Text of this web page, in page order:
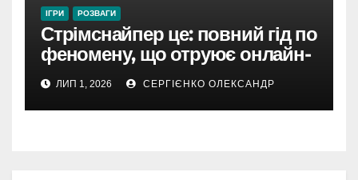
ІГРИ РОЗВАГИ
Стрімснайпер це: повний гід по
феномену, що отруює онлайн-
ігри
ЛИП 1, 2026 СЕРГІЄНКО ОЛЕКСАНДР